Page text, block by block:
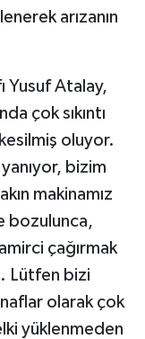
arızanın
Yusuf Atalay,
çok sıkıntı
oluyor.
bizim
makinamız
bozulunca,
çağırmak
Lütfen bizi
olarak çok
yüklenmeden